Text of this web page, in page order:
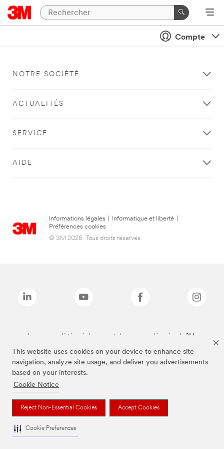
This website uses cookies on your device to enhance site
navigation, analyze site usage, and deliver you advertisements
based on your interests.
Cookie Notice
Reject Non-Essential Cookies Accept Cookies
Cookie Preferences
Compte
NOTRE SOCIÉTÉ
ACTUALITÉS
SERVICE
AIDE
Informations légales Informatique et liberté
Préférences cookies
© 3M 2026. Tous droits réservés.
Les marques listées ci-dessus sont des marques déposées de 3M.